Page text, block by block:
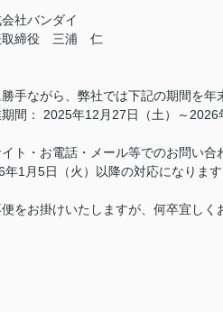
社バンダイ
取締役 三浦 仁
手ながら、弊社では下記の期間を年
間： 2025年12月27日（土）～2026
ト・お電話・メール等でのお問い合
年1月5日（火）以降の対応になりま
便をお掛けいたしますが、何卒宜しく